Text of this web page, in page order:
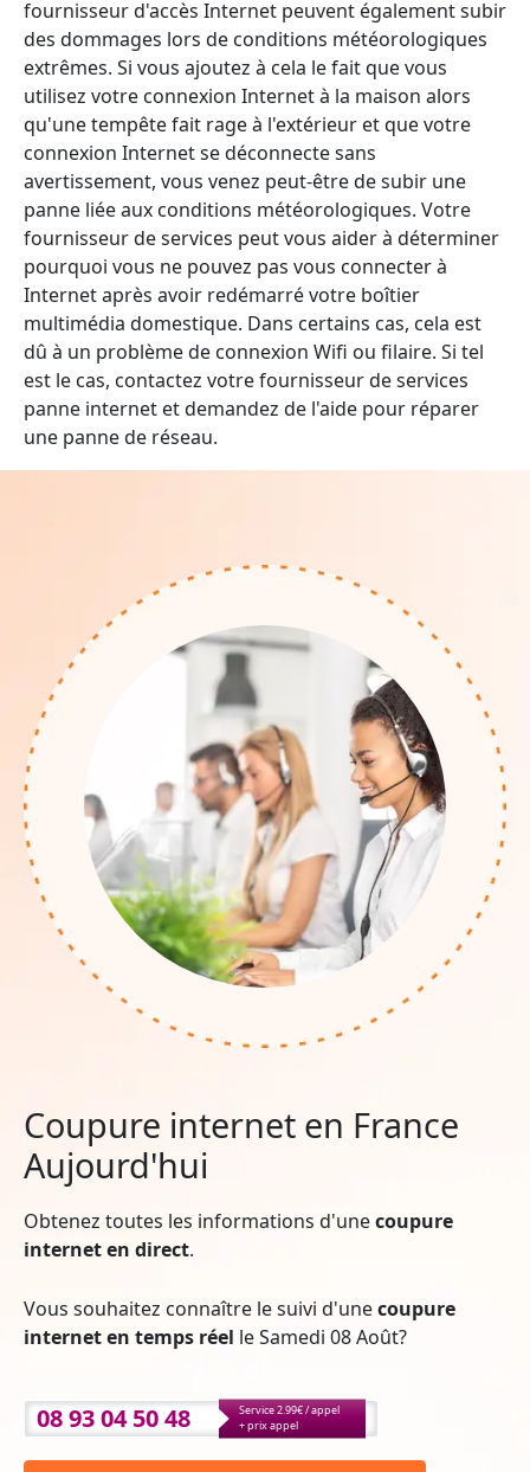
fournisseur d'accès Internet peuvent également subir
des dommages lors de conditions météorologiques
extrêmes. Si vous ajoutez à cela le fait que vous
utilisez votre connexion Internet à la maison alors
qu'une tempête fait rage à l'extérieur et que votre
connexion Internet se déconnecte sans
avertissement, vous venez peut-être de subir une
panne liée aux conditions météorologiques. Votre
fournisseur de services peut vous aider à déterminer
pourquoi vous ne pouvez pas vous connecter à
Internet après avoir redémarré votre boîtier
multimédia domestique. Dans certains cas, cela est
dû à un problème de connexion Wifi ou filaire. Si tel
est le cas, contactez votre fournisseur de services
panne internet et demandez de l'aide pour réparer
une panne de réseau.
Coupure internet en France
Aujourd'hui
Obtenez toutes les informations d'unecoupure
internet en direct.
Vous souhaitez connaître le suivi d'unecoupure
internet en temps réel le Samedi 08 Août?
08 93 04 50 48
Service 2.99€ / appel
+ prix appel